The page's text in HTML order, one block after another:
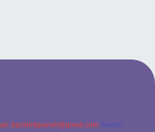
backlinkpaneli@gmail.com Teams: